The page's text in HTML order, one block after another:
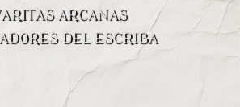
ARCANAS
DEL ESCRIBA